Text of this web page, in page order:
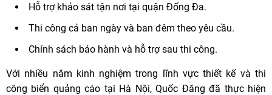
Hỗ trợ khảo sát tận nơi tại quận Đống Đa.
Thi công cả ban ngày và ban đêm theo yêu cầu.
Chính sách bảo hành và hỗ trợ sau thi công.
Với nhiều năm kinh nghiệm trong lĩnh vực thiết kế và thi
công biển quảng cáo tại Hà Nội, Quốc Đăng đã thực hiện